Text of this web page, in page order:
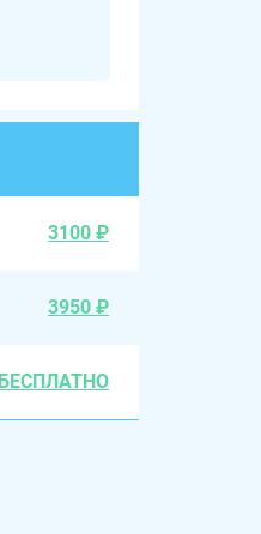
3100 ₽
3950 ₽
БЕСПЛАТНО